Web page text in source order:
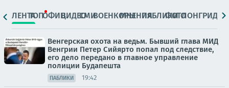
ЛЕНТАТОПОФИЦ.ВИДЕОСМИВОЕНКОРЫМНЕНИЯПАБЛИКИ
ФОТОЛОНГРИДЫ
Венгерская охота на ведьм. Бывший глава МИД
Венгрии Петер Сийярто попал под следствие,
его дело передано в главное управление
полиции Будапешта
ПАБЛИКИ 19:42